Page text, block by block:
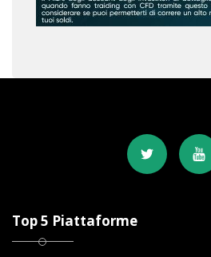
Top 5 Piattaforme